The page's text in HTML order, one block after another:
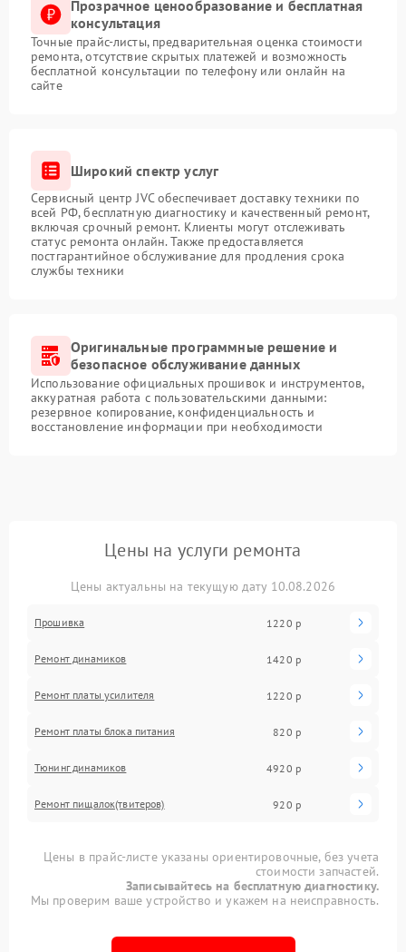
Прозрачное ценообразование и бесплатная
консультация
Точные прайс-листы, предварительная оценка стоимости
ремонта, отсутствие скрытых платежей и возможность
бесплатной консультации по телефону или онлайн на
сайте
Широкий спектр услуг
Сервисный центр JVC обеспечивает доставку техники по
всей РФ, бесплатную диагностику и качественный ремонт,
включая срочный ремонт. Клиенты могут отслеживать
статус ремонта онлайн. Также предоставляется
постгарантийное обслуживание для продления срока
службы техники
Оригинальные программные решение и
безопасное обслуживание данных
Использование официальных прошивок и инструментов,
аккуратная работа с пользовательскими данными:
резервное копирование, конфиденциальность и
восстановление информации при необходимости
Цены на услуги ремонта
Цены актуальны на текущую дату 10.08.2026
Прошивка 1220 р
Ремонт динамиков 1420 р
Ремонт платы усилителя 1220 р
Ремонт платы блока питания 820 р
Тюнинг динамиков 4920 р
Ремонт пищалок(твитеров) 920 р
Цены в прайс-листе указаны ориентировочные, без учета
стоимости запчастей.
Записывайтесь на бесплатную диагностику.
Мы проверим ваше устройство и укажем на неисправность.